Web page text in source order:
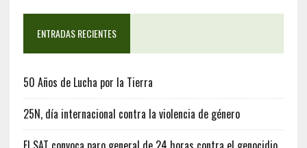
ENTRADAS RECIENTES
50 Años de Lucha por la Tierra
25N, día internacional contra la violencia de género